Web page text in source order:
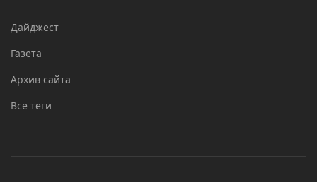
Дайджест
Газета
Архив сайта
Все теги